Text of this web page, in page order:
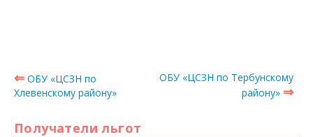
⇐ ОБУ «ЦСЗН по
Хлевенскому району»
ОБУ «ЦСЗН по Тербунскому
району» ⇒
Получатели льгот